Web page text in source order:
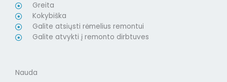
Greita
Kokybiška
Galite atsiųsti rėmelius remontui
Galite atvykti į remonto dirbtuves
Nauda